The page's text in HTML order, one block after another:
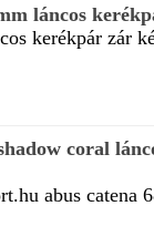
láncos
kerékpár zár
coral
abus catena